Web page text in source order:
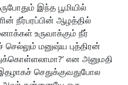
இந்த பூமியில்
நீர்பரப்பின் ஆழத்தில்
உருவாக்கும் நீர்
மனுஷ்ய புத்திரன்
என அனுமதி
செதுக்குவதுபோல